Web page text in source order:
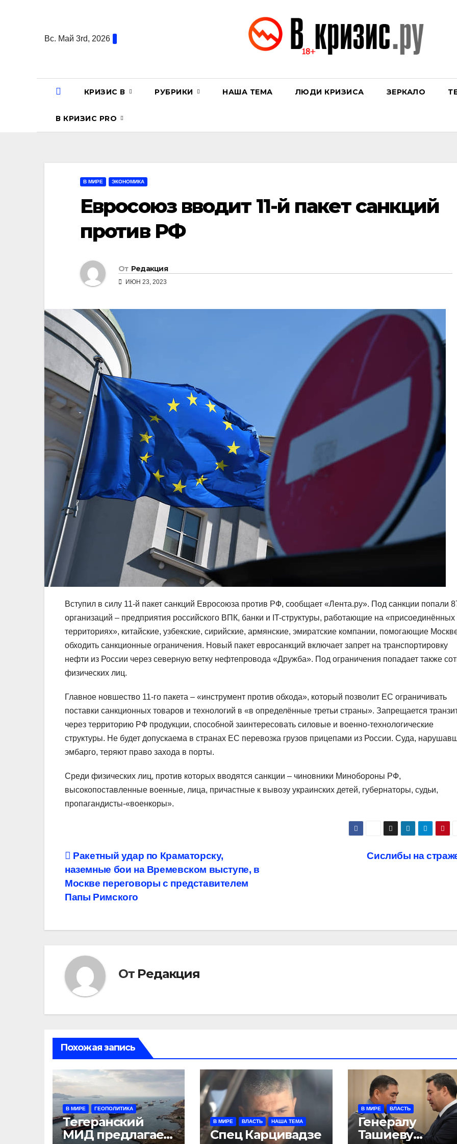
содержаниюВс. Май 3rd, 2026
КРИЗИС В РУБРИКИ НАША ТЕМА ЛЮДИ КРИЗИСА ЗЕРКАЛО
В КРИЗИС PRO
В МИРЕ ЭКОНОМИКА
Евросоюз вводит 11-й пакет санкций
против РФ
От Редакция
ИЮН 23, 2023
Вступил в силу 11-й пакет санкций Евросоюза против РФ, сообщает «Лента.ру». Под санкции попали
организаций – предприятия российского ВПК, банки и IT-структуры, работающие на «присоединённых
территориях», китайские, узбекские, сирийские, армянские, эмиратские компании, помогающие
обходить санкционные ограничения. Новый пакет евросанкций включает запрет на транспортировку
нефти из России через северную ветку нефтепровода «Дружба». Под ограничения попадает также
физических лиц.
Главное новшество 11-го пакета – «инструмент против обхода», который позволит ЕС ограничивать
поставки санкционных товаров и технологий в «в определённые третьи страны». Запрещается
через территорию РФ продукции, способной заинтересовать силовые и военно-технологические
структуры. Не будет допускаема в странах ЕС перевозка грузов прицепами из России. Суда,
эмбарго, теряют право захода в порты.
Среди физических лиц, против которых вводятся санкции – чиновники Минобороны РФ,
высокопоставленные военные, лица, причастные к вывозу украинских детей, губернаторы, судьи,
пропагандисты-«военкоры».
Навигация
по
записям
Сислибы на
Ракетный удар по Краматорску,
наземные бои на Времевском выступе, в
Москве переговоры с представителем
Папы Римского
От Редакция
Похожая запись
В МИРЕ ГЕОПОЛИТИКА
Тегеранский
МИД предлагает
В МИРЕ ВЛАСТЬ НАША ТЕМА
Спец Карцивадзе
В МИРЕ ВЛАСТЬ
Генералу
Ташиеву